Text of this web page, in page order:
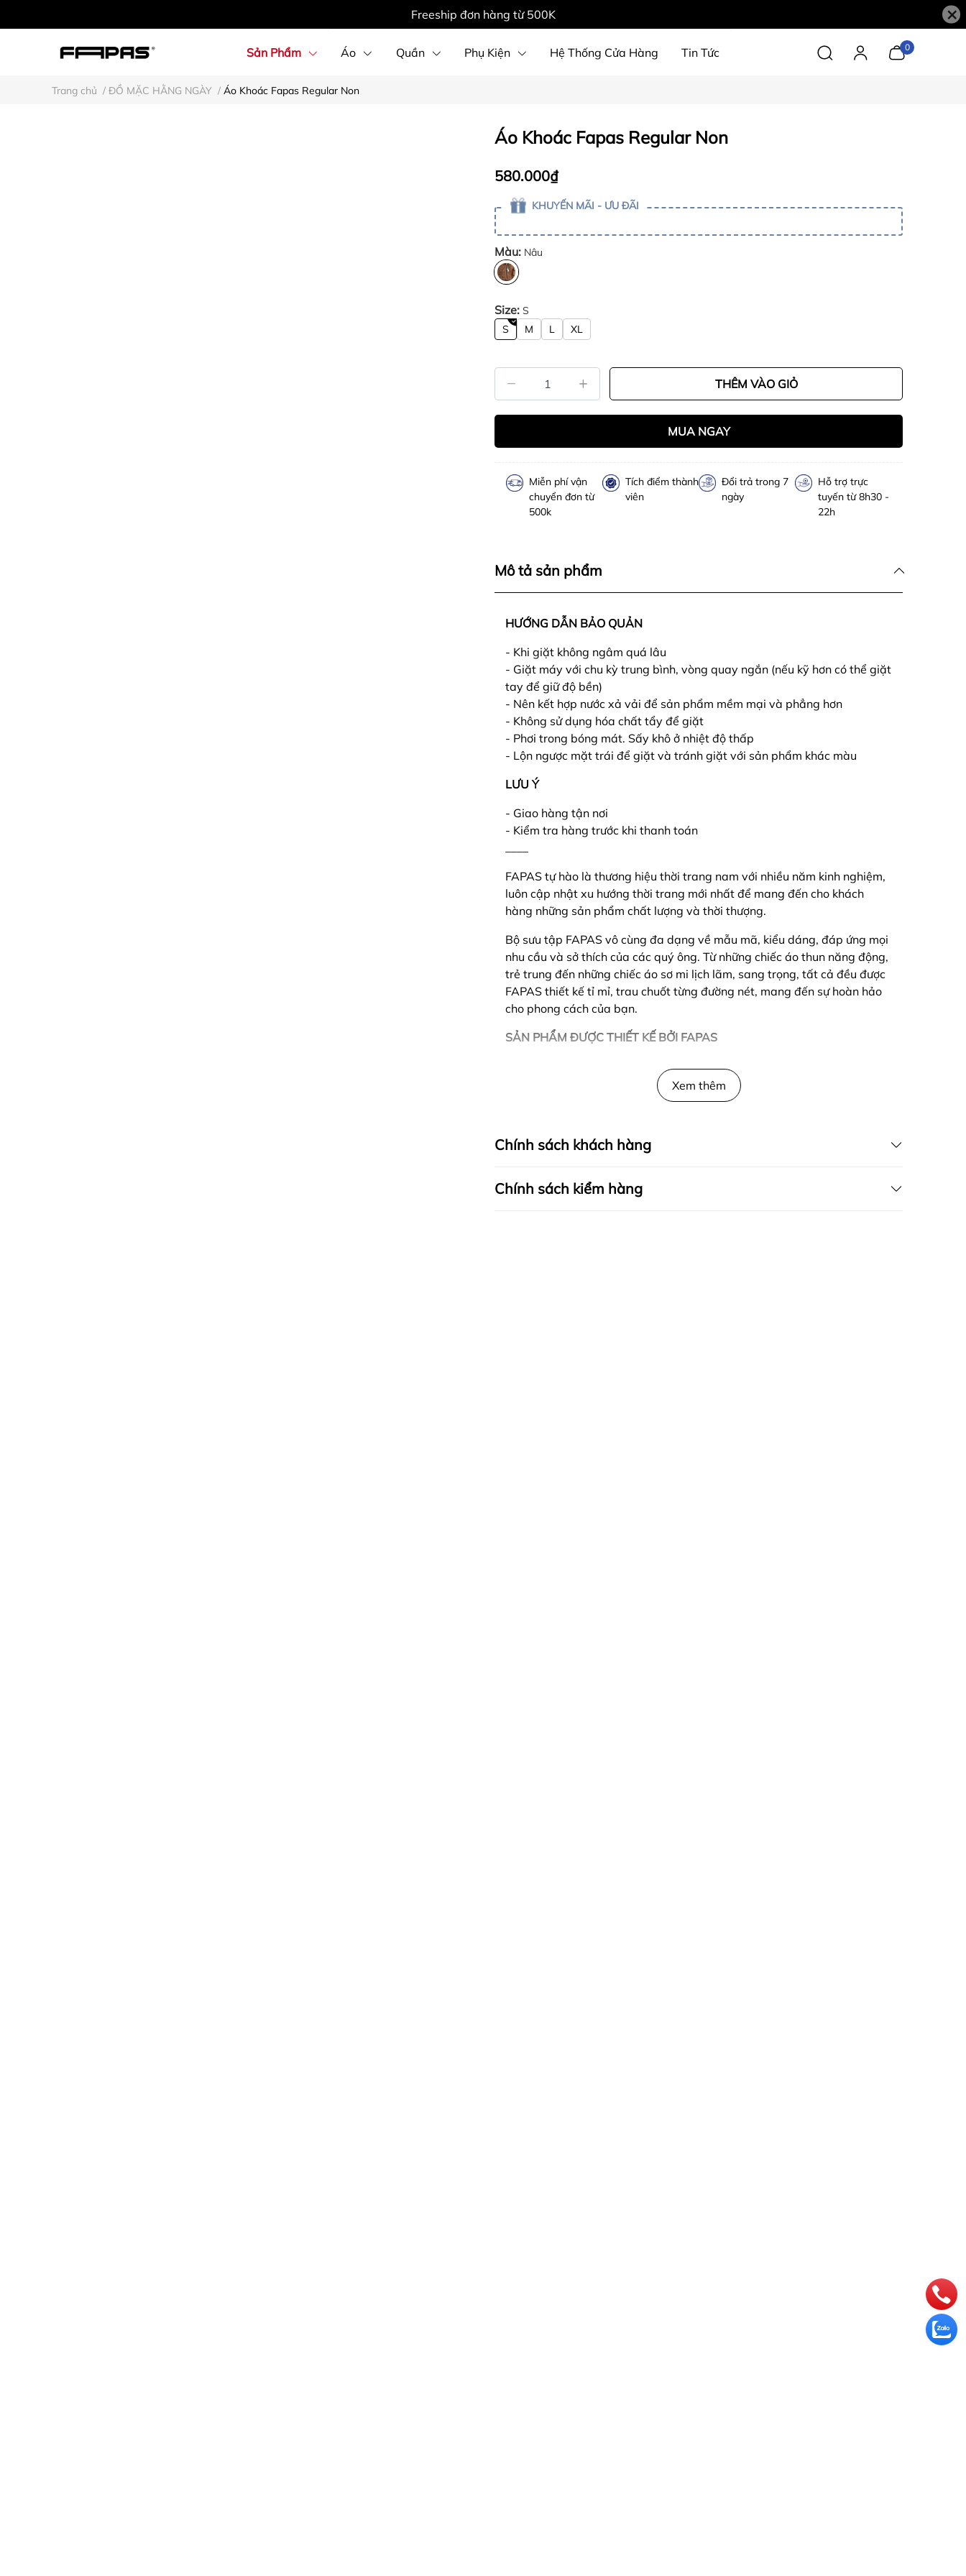
Freeship đơn hàng từ 500K ×
Sản Phẩm Áo Quần Phụ Kiện Hệ Thống Cửa Hàng Tin Tức 0
Trang chủ / ĐỒ MẶC HẰNG NGÀY / Áo Khoác Fapas Regular Non
Áo Khoác Fapas Regular Non
580.000₫
KHUYẾN MÃI - ƯU ĐÃI
Màu: Nâu
Size: S
S
M L XL
THÊM VÀO GIỎ
MUA NGAY
Miễn phí vận
chuyển đơn từ
500k
Tích điểm thành
viên
Đổi trả trong 7
ngày
Hỗ trợ trực
tuyến từ 8h30 -
22h
Mô tả sản phẩm
HƯỚNG DẪN BẢO QUẢN
- Khi giặt không ngâm quá lâu
- Giặt máy với chu kỳ trung bình, vòng quay ngắn (nếu kỹ hơn có thể giặt
tay để giữ độ bền)
- Nên kết hợp nước xả vải để sản phẩm mềm mại và phẳng hơn
- Không sử dụng hóa chất tẩy để giặt
- Phơi trong bóng mát. Sấy khô ở nhiệt độ thấp
- Lộn ngược mặt trái để giặt và tránh giặt với sản phẩm khác màu
LƯU Ý
- Giao hàng tận nơi
- Kiểm tra hàng trước khi thanh toán
FAPAS tự hào là thương hiệu thời trang nam với nhiều năm kinh nghiệm,
luôn cập nhật xu hướng thời trang mới nhất để mang đến cho khách
hàng những sản phẩm chất lượng và thời thượng.
Bộ sưu tập FAPAS vô cùng đa dạng về mẫu mã, kiểu dáng, đáp ứng mọi
nhu cầu và sở thích của các quý ông. Từ những chiếc áo thun năng động,
trẻ trung đến những chiếc áo sơ mi lịch lãm, sang trọng, tất cả đều được
FAPAS thiết kế tỉ mỉ, trau chuốt từng đường nét, mang đến sự hoàn hảo
cho phong cách của bạn.
SẢN PHẨM ĐƯỢC THIẾT KẾ BỞI FAPAS
Xem thêm
Chính sách khách hàng
Chính sách kiểm hàng